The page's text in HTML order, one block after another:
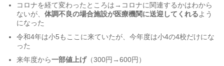
コロナを経て変わったところは→コロナに関連するかはわから
ないが、体調不良の場合施設が医療機関に送迎してくれるよう
になった
令和4年は小5もここに来ていたが、今年度は小4の4校だけにな
った
来年度から一部値上げ（300円→600円）